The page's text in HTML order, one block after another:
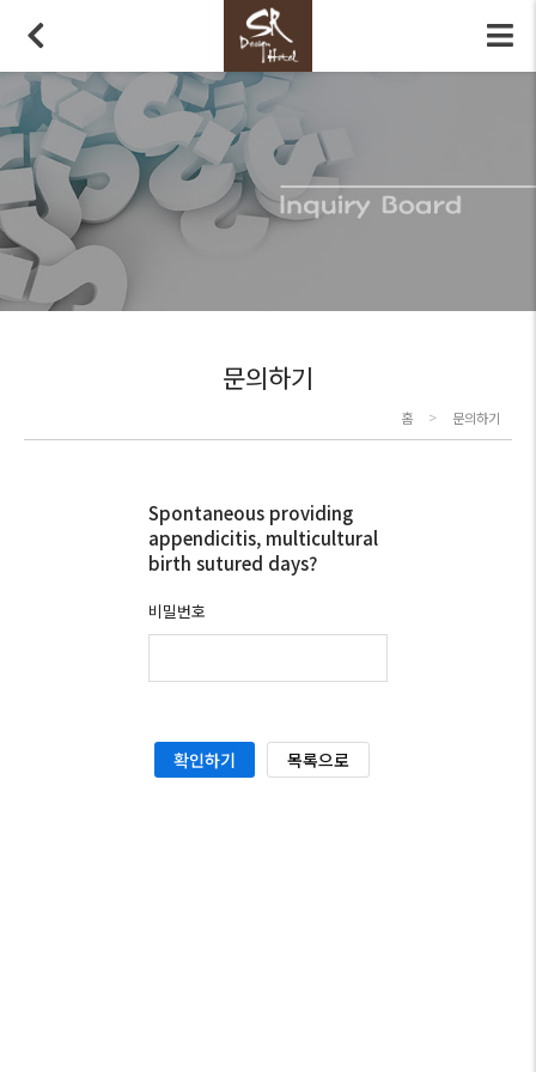
문의하기
홈 > 문의하기
Spontaneous providing
appendicitis, multicultural
birth sutured days?
비밀번호
목록으로